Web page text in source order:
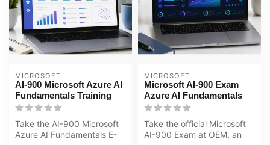
MICROSOFT
AI-900 Microsoft Azure AI
Fundamentals Training
Take the AI-900 Microsoft
Azure AI Fundamentals E-
MICROSOFT
Microsoft AI-900 Exam
Azure AI Fundamentals
Take the official Microsoft
AI-900 Exam at OEM, an